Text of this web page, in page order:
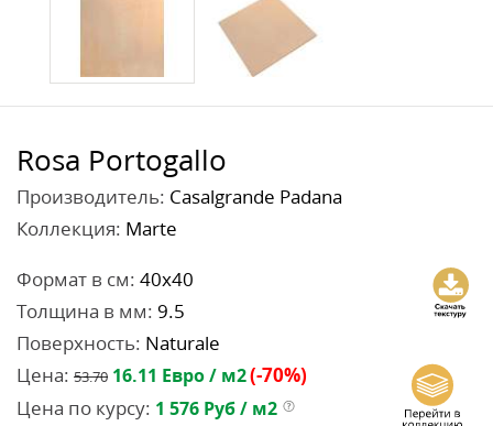
Rosa Portogallo
Производитель: Casalgrande Padana
Коллекция: Marte
Формат в см: 40x40
Толщина в мм: 9.5
Поверхность: Naturale
Цена: 53.70 16.11 Евро / м2(-70%)
Цена по курсу: 1 576 Руб / м2